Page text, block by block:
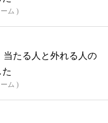
ム )
当たる人と外れる人の
ム )